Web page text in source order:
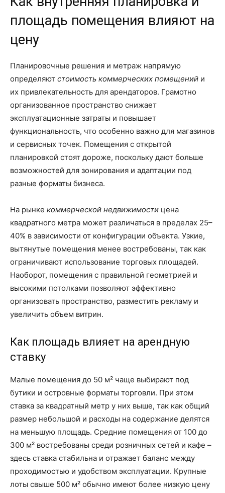
площадь помещения влияют на
цену
Планировочные решения и метраж напрямую
определяют стоимость коммерческих помещений и
их привлекательность для арендаторов. Грамотно
организованное пространство снижает
эксплуатационные затраты и повышает
функциональность, что особенно важно для магазинов
и сервисных точек. Помещения с открытой
планировкой стоят дороже, поскольку дают больше
возможностей для зонирования и адаптации под
разные форматы бизнеса.
На рынке коммерческой недвижимости цена
квадратного метра может различаться в пределах 25–
40% в зависимости от конфигурации объекта. Узкие,
вытянутые помещения менее востребованы, так как
ограничивают использование торговых площадей.
Наоборот, помещения с правильной геометрией и
высокими потолками позволяют эффективно
организовать пространство, разместить рекламу и
увеличить объем витрин.
Как площадь влияет на арендную
ставку
Малые помещения до 50 м² чаще выбирают под
бутики и островные форматы торговли. При этом
ставка за квадратный метр у них выше, так как общий
размер небольшой и расходы на содержание делятся
на меньшую площадь. Средние помещения от 100 до
300 м² востребованы среди розничных сетей и кафе –
здесь ставка стабильна и отражает баланс между
проходимостью и удобством эксплуатации. Крупные
лоты свыше 500 м² обычно имеют более низкую цену